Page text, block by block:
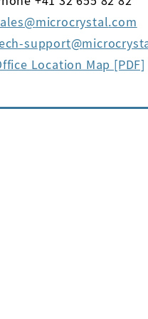
microcrystal com
support
Location Map [PDF]